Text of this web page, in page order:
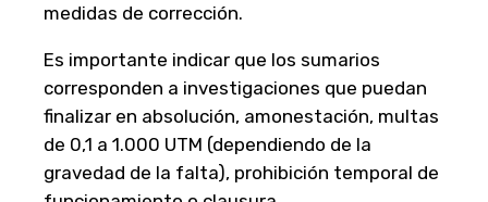
medidas de corrección.
Es importante indicar que los sumarios
corresponden a investigaciones que puedan
finalizar en absolución, amonestación, multas
de 0,1 a 1.000 UTM (dependiendo de la
gravedad de la falta), prohibición temporal de